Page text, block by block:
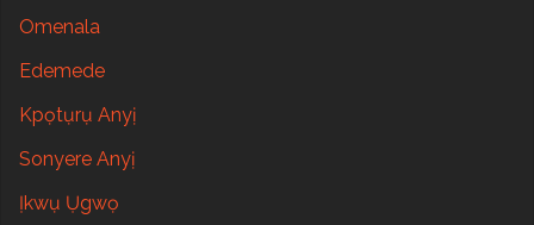
Omenala
Edemede
Kpọtụrụ Anyị
Sonyere Anyị
Ịkwụ Ụgwọ